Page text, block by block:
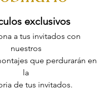
exclusivos
a tus invitados con
nuestros
que perdurarán en
la
de tus invitados.